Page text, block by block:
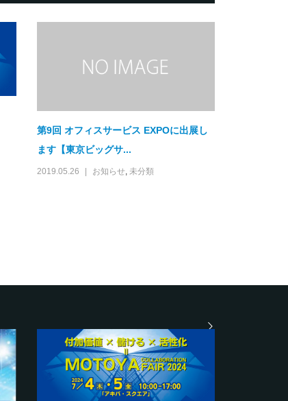
第9回 オフィスサービス EXPOに出展し
ます【東京ビッグサ...
2019.05.26 お知らせ, 未分類